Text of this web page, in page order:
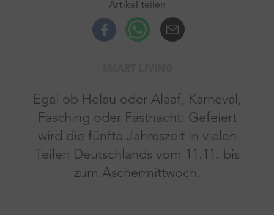
Artikel teilen
FacebookWhatsup
Egal ob Helau oder Alaaf, Karneval,
Fasching oder Fastnacht: Gefeiert
wird die fünfte Jahreszeit in vielen
Teilen Deutschlands vom 11.11. bis
zum Aschermittwoch.